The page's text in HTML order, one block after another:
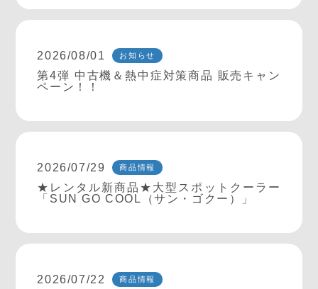
2026/08/01 お知らせ
第4弾 中古機＆熱中症対策商品 販売キャン
ペーン！！
2026/07/29 商品情報
★レンタル新商品★大型スポットクーラー
「SUN GO COOL（サン・ゴクー）」
2026/07/22 商品情報